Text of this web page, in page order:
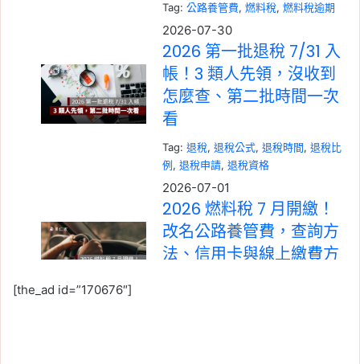
Tag:公路養管費, 燃料稅, 燃料稅逾期
2026-07-30
2026 第一批退稅 7/31 入
帳！3 類人先領，沒收到
怎麼查、第二批時間一次
看
Tag:退稅, 退稅公式, 退稅時間, 退稅比
例, 退稅申請, 退稅資格
2026-07-01
2026 燃料稅 7 月開繳！
改名公路養管費，查詢方
法、信用卡與線上繳費方
[the_ad id=”170676″]